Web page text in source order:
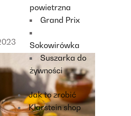
powietrzna
Grand Prix
Sokowirówka
Suszarka do
żywności
Jak to zrobić
Klarstein shop